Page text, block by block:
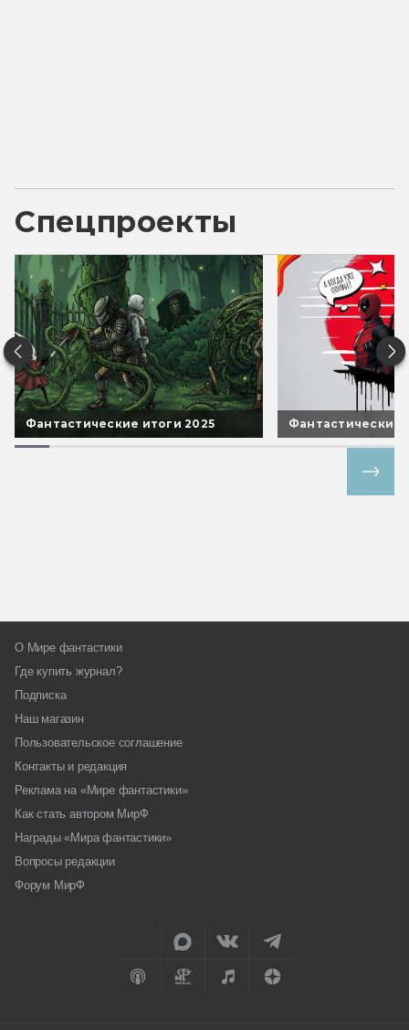
Спецпроекты
Фантастические итоги 2025 Фантастические
О Мире фантастики
Где купить журнал?
Подписка
Наш магазин
Пользовательское соглашение
Контакты и редакция
Реклама на «Мире фантастики»
Как стать автором МирФ
Награды «Мира фантастики»
Вопросы редакции
Форум МирФ